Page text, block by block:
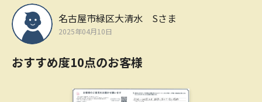
名古屋市緑区大清水 Sさま
2025年04月10日
おすすめ度10点のお客様